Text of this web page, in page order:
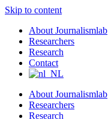
Skip to content
About Journalismlab
Researchers
Research
Contact
About Journalismlab
Researchers
Research